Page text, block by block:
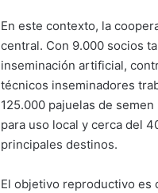
En este contexto, la
central. Con 9.000 socios
inseminación artificial,
técnicos inseminadores
125.000 pajuelas de
para uso local y cerca del
principales destinos.
El objetivo reproductivo es